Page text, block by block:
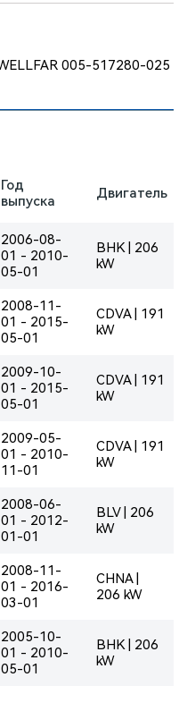
Год
выпуска
Двигатель
2006-08-
01 - 2010-
05-01
BHK | 206
kW
2008-11-
01 - 2015-
05-01
CDVA | 191
kW
2009-10-
01 - 2015-
05-01
CDVA | 191
kW
2009-05-
01 - 2010-
11-01
CDVA | 191
kW
2008-06-
01 - 2012-
01-01
BLV | 206
kW
2008-11-
01 - 2016-
03-01
CHNA |
206 kW
2005-10-
01 - 2010-
05-01
BHK | 206
kW